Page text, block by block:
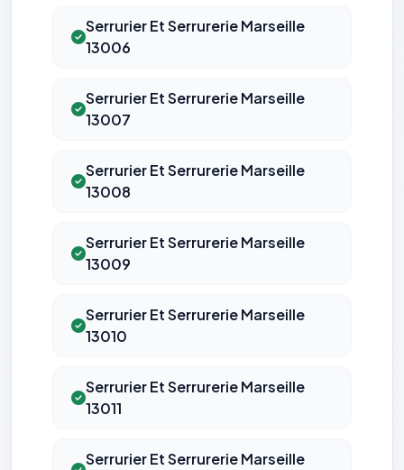
Serrurier Et Serrurerie Marseille
13006
Serrurier Et Serrurerie Marseille
13007
Serrurier Et Serrurerie Marseille
13008
Serrurier Et Serrurerie Marseille
13009
Serrurier Et Serrurerie Marseille
13010
Serrurier Et Serrurerie Marseille
13011
Serrurier Et Serrurerie Marseille